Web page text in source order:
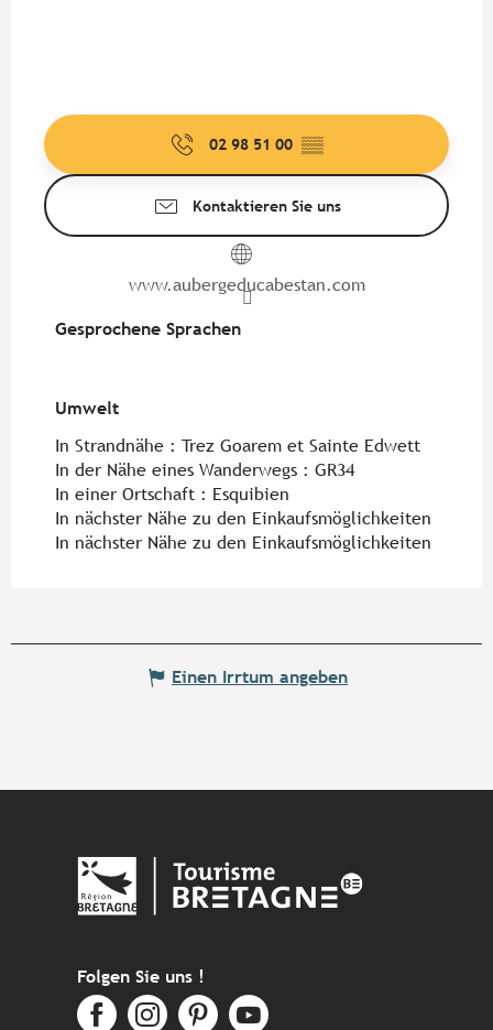
02 98 51 00 ▒▒
Kontaktieren Sie uns
www.aubergeducabestan.com
Gesprochene Sprachen
Gesprochene Sprachen
Umwelt
Umwelt
In Strandnähe : Trez Goarem et Sainte Edwett
In der Nähe eines Wanderwegs : GR34
In einer Ortschaft : Esquibien
In nächster Nähe zu den Einkaufsmöglichkeiten
In nächster Nähe zu den Einkaufsmöglichkeiten
Einen Irrtum angeben
Folgen Sie uns !